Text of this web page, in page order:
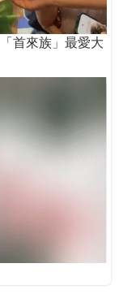
首來族」最愛大